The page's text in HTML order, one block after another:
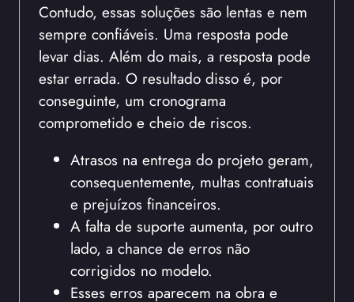
Contudo, essas soluções são lentas e nem
sempre confiáveis. Uma resposta pode
levar dias. Além do mais, a resposta pode
estar errada. O resultado disso é, por
conseguinte, um cronograma
comprometido e cheio de riscos.
Atrasos na entrega do projeto geram,
consequentemente, multas contratuais
e prejuízos financeiros.
A falta de suporte aumenta, por outro
lado, a chance de erros não
corrigidos no modelo.
Esses erros aparecem na obra e